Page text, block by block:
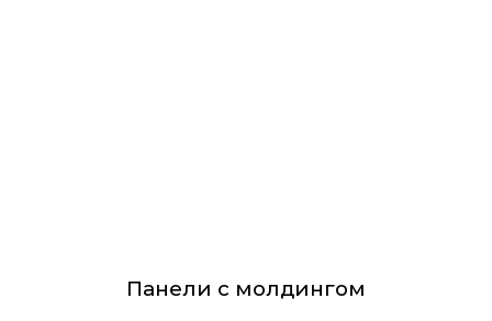
Панели с молдингом